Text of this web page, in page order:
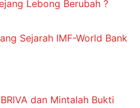
Lebong Berubah ?
Sejarah IMF-World Bank
dan Mintalah Bukti